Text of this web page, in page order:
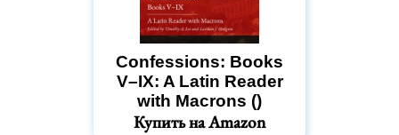
Confessions: Books
V–IX: A Latin Reader
with Macrons ()
Купить на Amazon